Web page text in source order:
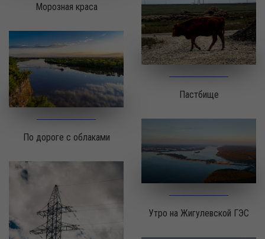
Морозная краса
По дороге с облаками
Пастбище
Утро на Жигулевской ГЭС